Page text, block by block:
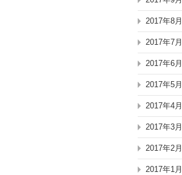
2017年8月
2017年7月
2017年6月
2017年5月
2017年4月
2017年3月
2017年2月
2017年1月